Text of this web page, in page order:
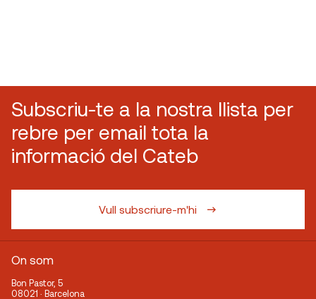
Subscriu-te a la nostra llista per
rebre per email tota la
informació del Cateb
Vull subscriure-m'hi
On som
Bon Pastor, 5
08021 · Barcelona